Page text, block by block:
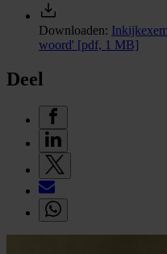
Downloaden:
woord' [pdf, 1 MB]
Deel